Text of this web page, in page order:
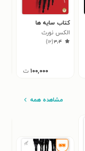
کتاب سایه ها
الکس نورث
۳٫۴(۱۲)
۱۰۰,۰۰۰ ت
مشاهده همه